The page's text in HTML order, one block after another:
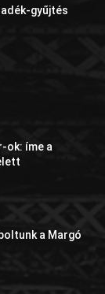
gyűjtés
ok: íme a
a Margó